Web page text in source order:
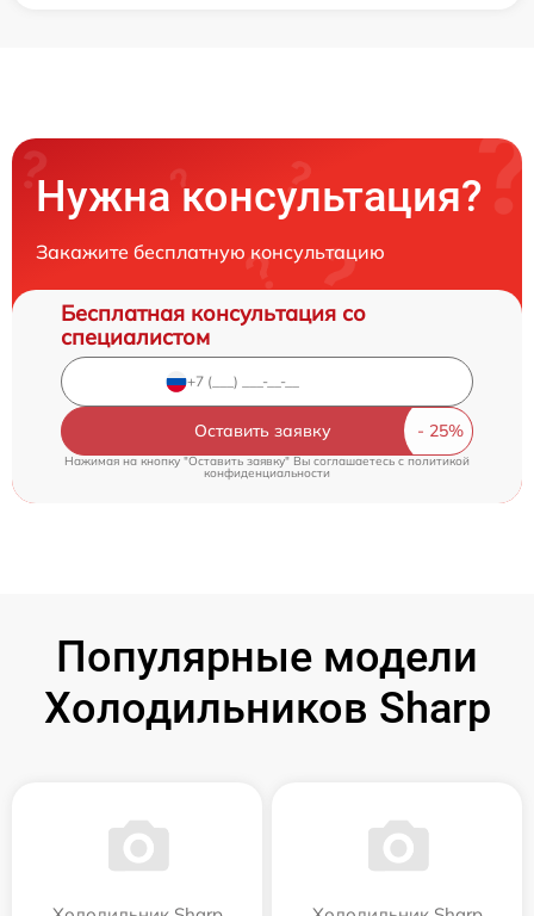
Нужна консультация?
Закажите бесплатную консультацию
Бесплатная консультация со
специалистом
Оставить заявку
Нажимая на кнопку "Оставить заявку" Вы соглашаетесь cполитикой
конфиденциальности
Популярные модели
Холодильников Sharp